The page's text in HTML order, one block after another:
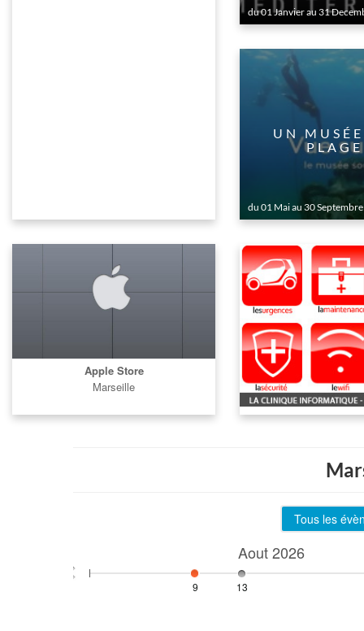
du 01 Janvier au 31
UN
du 01 Mai au 30 Septembre
Apple Store
Marseille
Tous les
Aout2026
9 13